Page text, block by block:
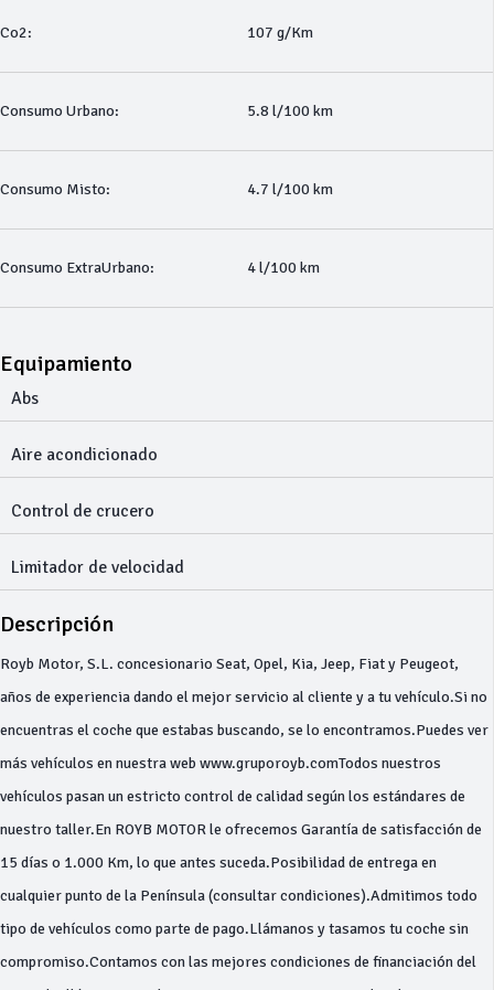
Co2: 107 g/Km
Consumo Urbano: 5.8 l/100 km
Consumo Misto: 4.7 l/100 km
Consumo ExtraUrbano: 4 l/100 km
Equipamiento
Abs
Aire acondicionado
Control de crucero
Limitador de velocidad
Descripción
Royb Motor, S.L. concesionario Seat, Opel, Kia, Jeep, Fiat y Peugeot,
años de experiencia dando el mejor servicio al cliente y a tu vehículo.Si no
encuentras el coche que estabas buscando, se lo encontramos.Puedes ver
más vehículos en nuestra web www.gruporoyb.comTodos nuestros
vehículos pasan un estricto control de calidad según los estándares de
nuestro taller.En ROYB MOTOR le ofrecemos Garantía de satisfacción de
15 días o 1.000 Km, lo que antes suceda.Posibilidad de entrega en
cualquier punto de la Península (consultar condiciones).Admitimos todo
tipo de vehículos como parte de pago.Llámanos y tasamos tu coche sin
compromiso.Contamos con las mejores condiciones de financiación del